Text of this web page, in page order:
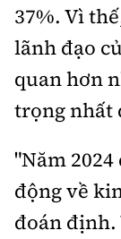
37%. Vì
lãnh đạo
quan hơn
trọng nhất
"Năm
động về
đoán